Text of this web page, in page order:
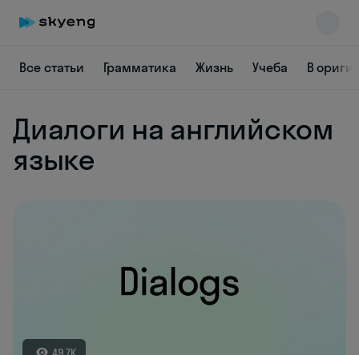
Все статьи Грамматика Жизнь Учеба В
Диалоги на английском
языке